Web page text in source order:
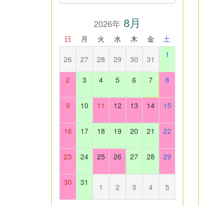
2026年8月
日 月 火 水 木 金 土
26 27 28 29 30 31 1
2 3 4 5 6 7 8
9 10 11 12 13 14 15
16 17 18 19 20 21 22
23 24 25 26 27 28 29
30 31 1 2 3 4 5